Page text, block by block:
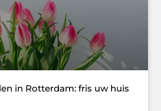
in Rotterdam: fris uw huis